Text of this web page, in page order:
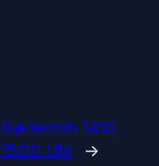
Bautermin 14.10.
15:00 Uhr
→